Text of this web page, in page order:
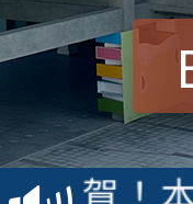
賀！
賽 洪
賀！